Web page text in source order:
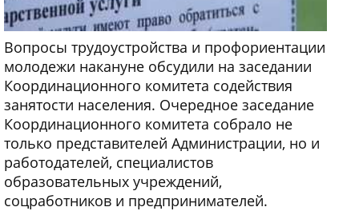
Вопросы трудоустройства и профориентации
молодежи накануне обсудили на заседании
Координационного комитета содействия
занятости населения. Очередное заседание
Координационного комитета собрало не
только представителей Администрации, но и
работодателей, специалистов
образовательных учреждений,
соцработников и предпринимателей.